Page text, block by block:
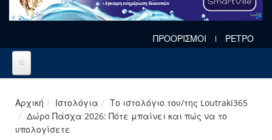
ΠΡΟΟΡΙΣΜΟΙ ΡΕΤΡΟ
Αρχική Ιστολόγια
Το ιστολόγιο του/της Loutraki365
Δώρο Πάσχα 2026: Πότε μπαίνει και πώς να το
υπολογίσετε